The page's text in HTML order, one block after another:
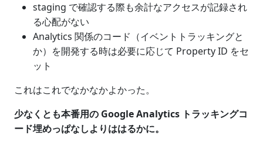
staging で確認する際も余計なアクセスが記録され
る心配がない
Analytics 関係のコード（イベントトラッキングと
か）を開発する時は必要に応じて Property ID をセ
ット
これはこれでなかなかよかった。
少なくとも本番用の Google Analytics トラッキングコ
ード埋めっぱなしよりははるかに。